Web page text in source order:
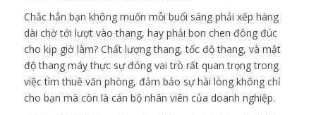
Chắc hẳn bạn không muốn mỗi buổi sáng phải xếp hàng
dài chờ tới lượt vào thang, hay phải bon chen đông đúc
cho kịp giờ làm? Chất lượng thang, tốc độ thang, và mật
độ thang máy thực sự đóng vai trò rất quan trọng trong
việc tìm thuê văn phòng, đảm bảo sự hài lòng không chỉ
cho bạn mà còn là cán bộ nhân viên của doanh nghiệp.